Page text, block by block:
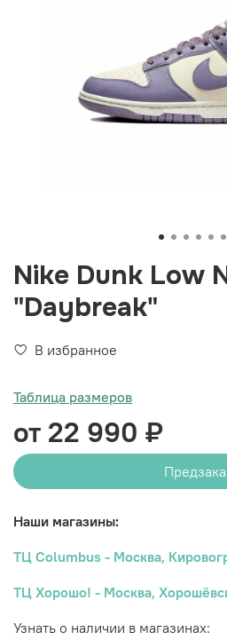
Nike Dunk Low
"Daybreak"
В избранное
Таблица размеров
от 22 990 ₽
Наши магазины:
ТЦ Columbus - Москва,
ТЦ Хорошо! - Москва,
Узнать о наличии в магазинах: